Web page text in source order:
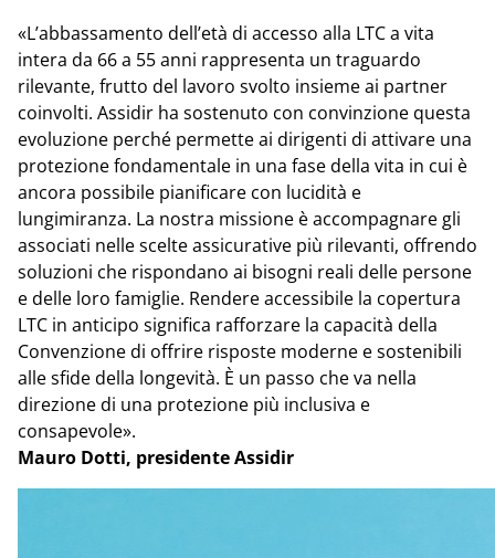
«L’abbassamento dell’età di accesso alla LTC a vita
intera da 66 a 55 anni rappresenta un traguardo
rilevante, frutto del lavoro svolto insieme ai partner
coinvolti. Assidir ha sostenuto con convinzione questa
evoluzione perché permette ai dirigenti di attivare una
protezione fondamentale in una fase della vita in cui è
ancora possibile pianificare con lucidità e
lungimiranza. La nostra missione è accompagnare gli
associati nelle scelte assicurative più rilevanti, offrendo
soluzioni che rispondano ai bisogni reali delle persone
e delle loro famiglie. Rendere accessibile la copertura
LTC in anticipo significa rafforzare la capacità della
Convenzione di offrire risposte moderne e sostenibili
alle sfide della longevità. È un passo che va nella
direzione di una protezione più inclusiva e
consapevole».
Mauro Dotti, presidente Assidir